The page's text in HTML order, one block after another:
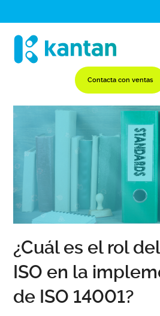
Contacta con ventas
¿Cuál es el rol
ISO en la
de ISO 14001?